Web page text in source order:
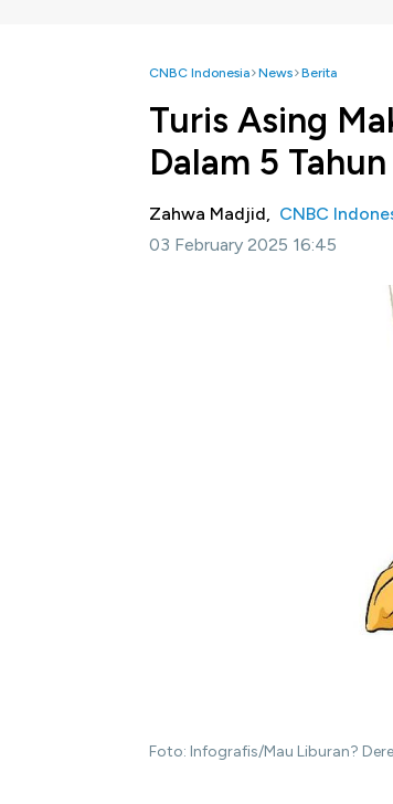
CNBC Indonesia News Berita
Turis Asing
Dalam 5 Tahun
Zahwa Madjid, CNBC
03 February 2025 16:45
Foto: Infografis/Mau Liburan?